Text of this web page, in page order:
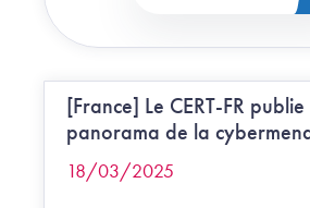
[France] Le CERT-FR publie
panorama de la
18/03/2025